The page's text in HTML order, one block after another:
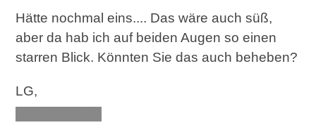
Hätte nochmal eins.... Das wäre auch süß,
aber da hab ich auf beiden Augen so einen
starren Blick. Könnten Sie das auch beheben?
LG,